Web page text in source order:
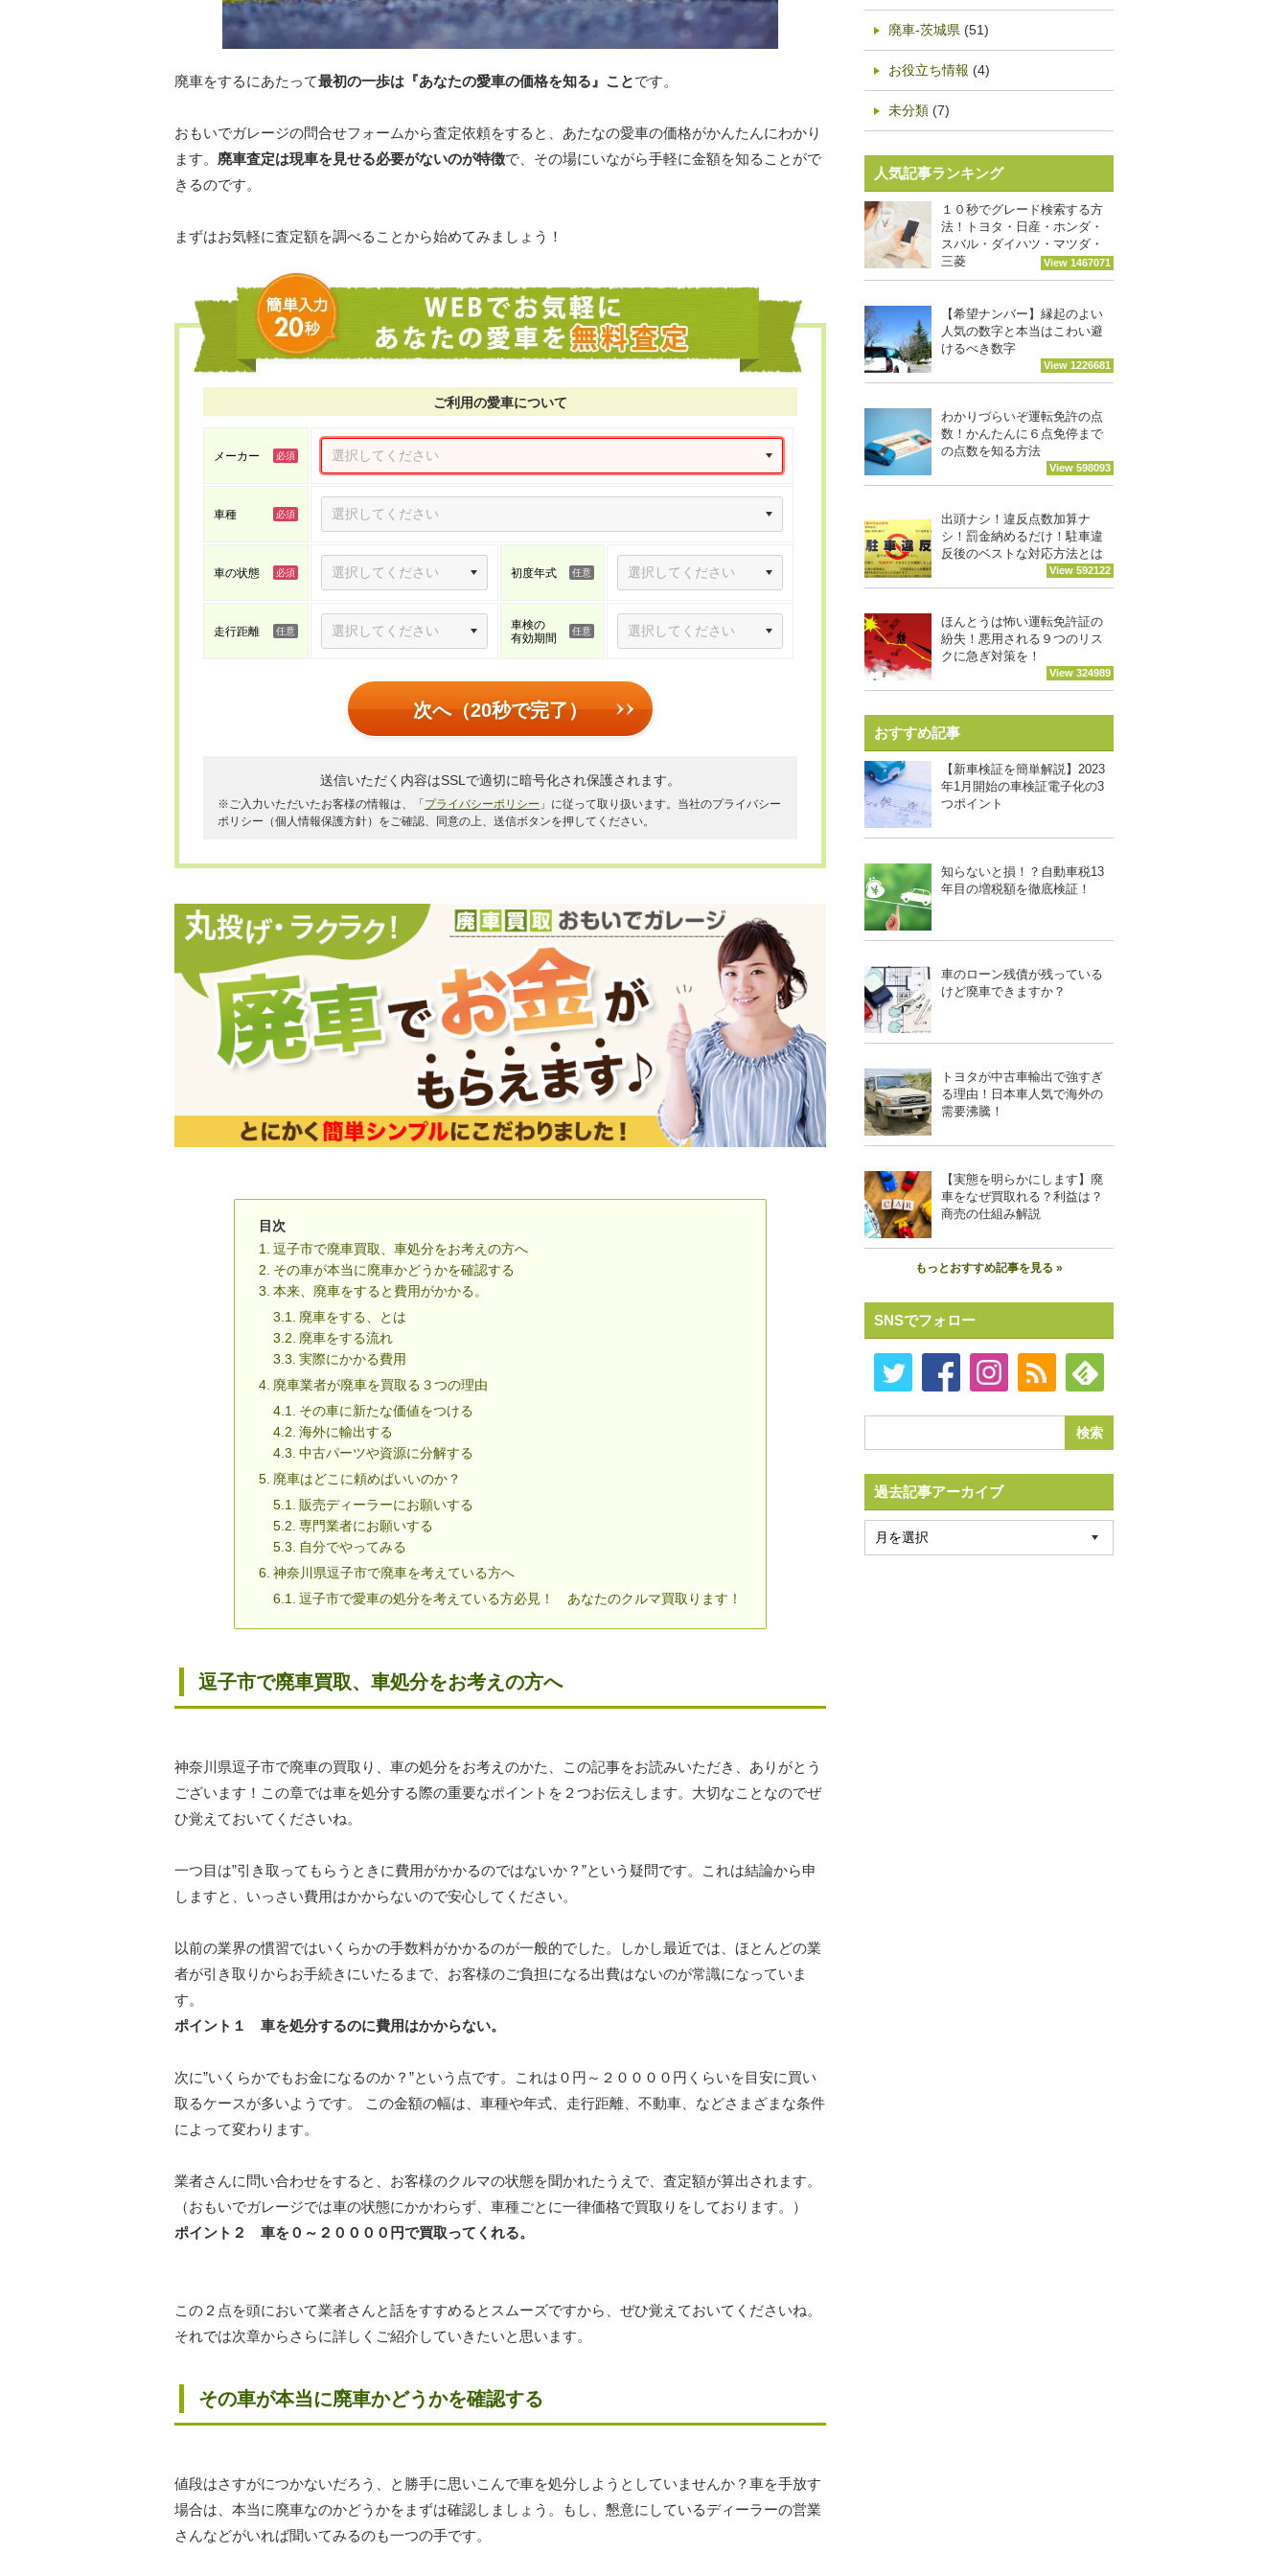
廃車をするにあたって最初の一歩は『あなたの愛車の価格を知る』ことです。
おもいでガレージの問合せフォームから査定依頼をすると、あたなの愛車の価格がかんたんにわかり
ます。 廃車査定は現車を見せる必要がないのが特徴で、その場にいながら手軽に金額を知ることがで
きるのです。
まずはお気軽に査定額を調べることから始めてみましょう！
ご利用の愛車について
メーカー
車種
車の状態 初度年式
走行距離
車検の
有効期間
次へ（20秒で完了）
送信いただく内容はSSLで適切に暗号化され保護されます。
※ご入力いただいたお客様の情報は、「 プライバシーポリシー 」に従って取り扱います。当社のプライバシー
ポリシー（個人情報保護方針）をご確認、同意の上、送信ボタンを押してください。
目次
逗子市で廃車買取、車処分をお考えの方へ
その車が本当に廃車かどうかを確認する
本来、廃車をすると費用がかかる。
廃車をする、とは
廃車をする流れ
実際にかかる費用
廃車業者が廃車を買取る３つの理由
その車に新たな価値をつける
海外に輸出する
中古パーツや資源に分解する
廃車はどこに頼めばいいのか？
販売ディーラーにお願いする
専門業者にお願いする
自分でやってみる
神奈川県逗子市で廃車を考えている方へ
逗子市で愛車の処分を考えている方必見！ あなたのクルマ買取ります！
逗子市で廃車買取、車処分をお考えの方へ
神奈川県逗子市で廃車の買取り、車の処分をお考えのかた、この記事をお読みいただき、ありがとう
ございます！この章では車を処分する際の重要なポイントを２つお伝えします。大切なことなのでぜ
ひ覚えておいてくださいね。
一つ目は”引き取ってもらうときに費用がかかるのではないか？”という疑問です。これは結論から申
しますと、いっさい費用はかからないので安心してください。
以前の業界の慣習ではいくらかの手数料がかかるのが一般的でした。しかし最近では、ほとんどの業
者が引き取りからお手続きにいたるまで、お客様のご負担になる出費はないのが常識になっていま
す。
ポイント１ 車を処分するのに費用はかからない。
次に”いくらかでもお金になるのか？”という点です。これは０円～２００００円くらいを目安に買い
取るケースが多いようです。 この金額の幅は、車種や年式、走行距離、不動車、などさまざまな条件
によって変わります。
業者さんに問い合わせをすると、お客様のクルマの状態を聞かれたうえで、査定額が算出されます。
（おもいでガレージでは車の状態にかかわらず、車種ごとに一律価格で買取りをしております。）
ポイント２ 車を０～２００００円で買取ってくれる。
この２点を頭において業者さんと話をすすめるとスムーズですから、ぜひ覚えておいてくださいね。
それでは次章からさらに詳しくご紹介していきたいと思います。
その車が本当に廃車かどうかを確認する
値段はさすがにつかないだろう、と勝手に思いこんで車を処分しようとしていませんか？車を手放す
場合は、本当に廃車なのかどうかをまずは確認しましょう。もし、懇意にしているディーラーの営業
さんなどがいれば聞いてみるのも一つの手です。
廃車-茨城県 (51)
お役立ち情報 (4)
未分類 (7)
人気記事ランキング
１０秒でグレード検索する方
法！トヨタ・日産・ホンダ・
スバル・ダイハツ・マツダ・
三菱
View 1467071
【希望ナンバー】縁起のよい
人気の数字と本当はこわい避
けるべき数字
View 1226681
わかりづらいぞ運転免許の点
数！かんたんに６点免停まで
の点数を知る方法
View 598093
出頭ナシ！違反点数加算ナ
シ！罰金納めるだけ！駐車違
反後のベストな対応方法とは
View 592122
ほんとうは怖い運転免許証の
紛失！悪用される９つのリス
クに急ぎ対策を！
View 324989
おすすめ記事
【新車検証を簡単解説】2023
年1月開始の車検証電子化の3
つポイント
知らないと損！？自動車税13
年目の増税額を徹底検証！
車のローン残債が残っている
けど廃車できますか？
トヨタが中古車輸出で強すぎ
る理由！日本車人気で海外の
需要沸騰！
【実態を明らかにします】廃
車をなぜ買取れる？利益は？
商売の仕組み解説
もっとおすすめ記事を見る »
SNSでフォロー
過去記事アーカイブ